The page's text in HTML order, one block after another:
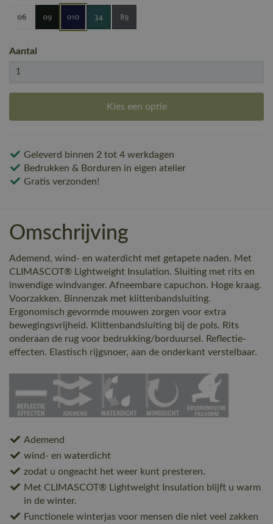
Aantal
Kies een optie
Geleverd binnen 2 tot 4 werkdagen
Bedrukken & Borduren in eigen atelier
Gratis verzonden!
Omschrijving
Ademend, wind- en waterdicht met getapete naden. Met
CLIMASCOT® Lightweight Insulation. Sluiting met rits en
inwendige windvanger. Afneembare capuchon. Hoge kraag.
Voorzakken. Binnenzak met klittenbandsluiting.
Ergonomisch gevormde mouwen zorgen voor extra
bewegingsvrijheid. Klittenbandsluiting bij de pols. Rits
onderaan de rug voor bedrukking/borduursel. Reflectie-
effecten. Elastisch rijgsnoer, aan de onderkant verstelbaar.
Ademend
wind- en waterdicht
zodat u ongeacht het weer kunt presteren.
Met CLIMASCOT® Lightweight Insulation blijft u warm
in de winter.
Functionele winterjas voor mensen die niet veel zakken